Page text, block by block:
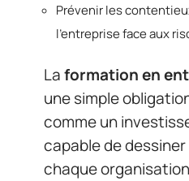
Prévenir les
l’entreprise face aux
Laformation en
une simple
comme un
capable de
chaque